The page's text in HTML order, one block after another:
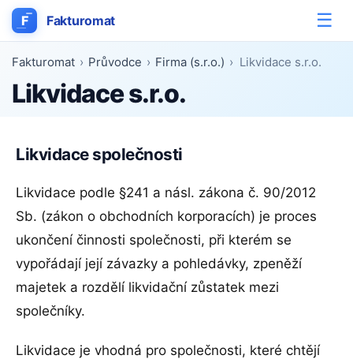
F Fakturomat ☰
Fakturomat › Průvodce › Firma (s.r.o.) › Likvidace s.r.o.
Likvidace s.r.o.
Likvidace společnosti
Likvidace podle §241 a násl. zákona č. 90/2012
Sb. (zákon o obchodních korporacích) je proces
ukončení činnosti společnosti, při kterém se
vypořádají její závazky a pohledávky, zpeněží
majetek a rozdělí likvidační zůstatek mezi
společníky.
Likvidace je vhodná pro společnosti, které chtějí